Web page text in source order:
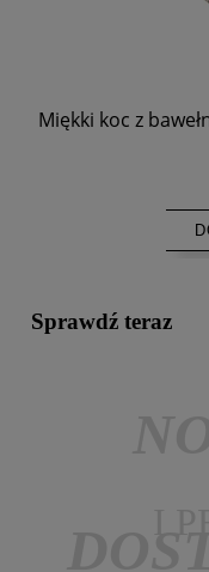
Miękki koc z
Sprawdź teraz